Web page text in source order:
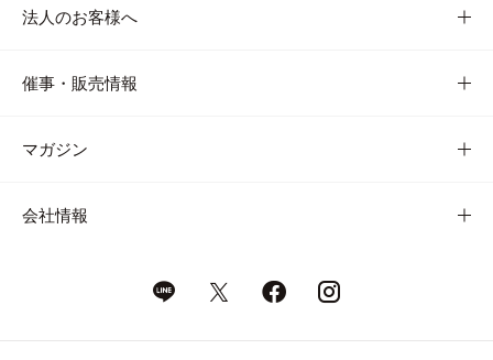
法人のお客様へ
催事・販売情報
マガジン
会社情報